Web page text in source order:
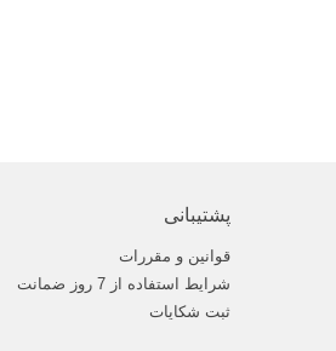
پشتیبانی
قوانین و مقررات
شرایط استفاده از 7 روز ضمانت
ثبت شکایات